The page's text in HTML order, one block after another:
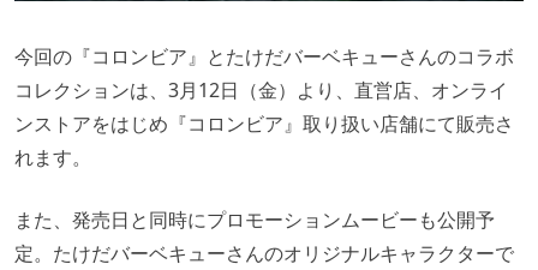
今回の『コロンビア』とたけだバーベキューさんのコラボ
コレクションは、3月12日（金）より、直営店、オンライ
ンストアをはじめ『コロンビア』取り扱い店舗にて販売さ
れます。
また、発売日と同時にプロモーションムービーも公開予
定。たけだバーベキューさんのオリジナルキャラクターで